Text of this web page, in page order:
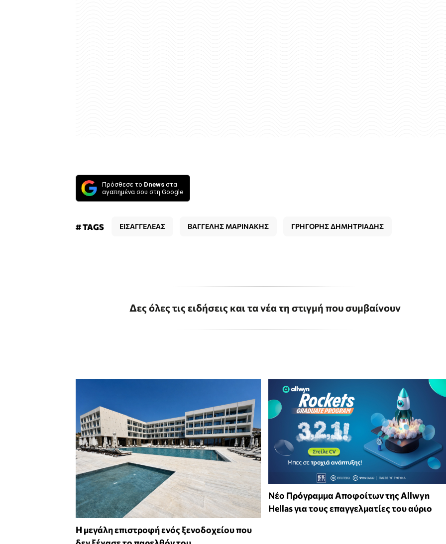
Πρόσθεσε το Dnews στα
αγαπημένα σου στη Google
# TAGS ΕΙΣΑΓΓΕΛΕΑΣ ΒΑΓΓΕΛΗΣ ΜΑΡΙΝΑΚΗΣ ΓΡΗΓΟΡΗΣ ΔΗΜΗΤΡΙΑΔΗΣ
Δες όλες τις ειδήσεις και τα νέα τη στιγμή που συμβαίνουν
Η μεγάλη επιστροφή ενός ξενοδοχείου που
Νέο Πρόγραμμα Αποφοίτων της Allwyn
Hellas για τους επαγγελματίες του αύριο